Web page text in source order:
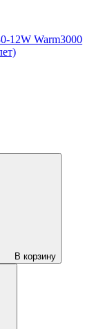
12W Warm3000
В корзину